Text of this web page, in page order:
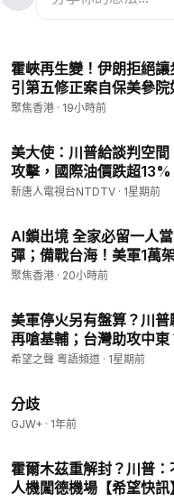
18:03
#伊朗 #美伊開戰 #俄羅斯
source: reuter
㊙️爆料郵箱 ►
🌻🎈透過Patreon（
ews）支持我們，您的支
🚗捐車網址 ►https://
578-0088
霍峽再生變！伊朗拒絕
引第五修正案自保美參
備充足足以應對全球任務
聚焦香港 · 19小時前
美大使：川普給談判空
攻擊，國際油價跌超
求增兵3萬；太子集團頭
新唐人電視台NTDTV · 1星期前
AI鎖出境 全家必留一人
彈；備戰台海！美軍1萬
驚海外華人 愛馬仕老總
聚焦香港 · 20小時前
美軍停火另有盤算？川
再嗆基輔；台灣助攻中
【國際風雲】
希望之聲 粵語頻道 · 1星期前
分歧
GJW+ · 1年前
霍爾木茲重解封？川普
人機闖德機場【希望快訊】